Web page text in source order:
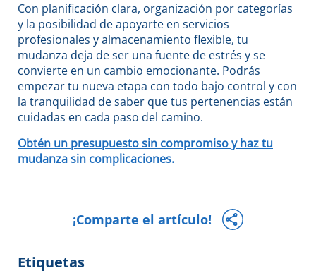
Con planificación clara, organización por categorías
y la posibilidad de apoyarte en servicios
profesionales y almacenamiento flexible, tu
mudanza deja de ser una fuente de estrés y se
convierte en un cambio emocionante. Podrás
empezar tu nueva etapa con todo bajo control y con
la tranquilidad de saber que tus pertenencias están
cuidadas en cada paso del camino.
Obtén un presupuesto sin compromiso y haz tu
mudanza sin complicaciones.
¡Comparte el artículo!
Etiquetas